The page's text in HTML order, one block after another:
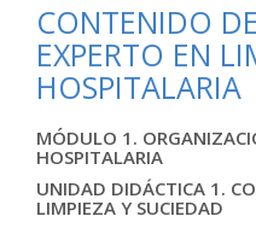
CONTENIDO
EXPERTO EN
HOSPITALARIA
MÓDULO 1.
HOSPITALARIA
UNIDAD DIDÁCTICA 1.
LIMPIEZA Y SUCIEDAD